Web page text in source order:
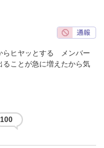
らヒヤッとする メンバー
ことが急に増えたから気
100